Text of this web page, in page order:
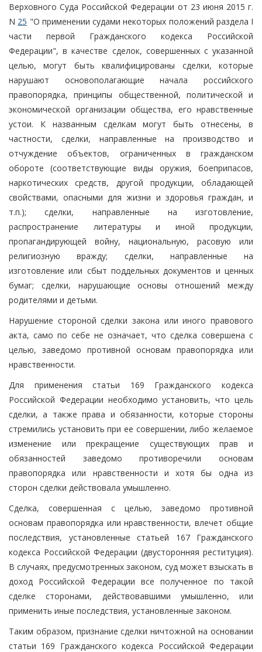
Верховного Суда Российской Федерации от 23 июня 2015 г.
N 25 "О применении судами некоторых положений раздела I
части первой Гражданского кодекса Российской
Федерации", в качестве сделок, совершенных с указанной
целью, могут быть квалифицированы сделки, которые
нарушают основополагающие начала российского
правопорядка, принципы общественной, политической и
экономической организации общества, его нравственные
устои. К названным сделкам могут быть отнесены, в
частности, сделки, направленные на производство и
отчуждение объектов, ограниченных в гражданском
обороте (соответствующие виды оружия, боеприпасов,
наркотических средств, другой продукции, обладающей
свойствами, опасными для жизни и здоровья граждан, и
т.п.); сделки, направленные на изготовление,
распространение литературы и иной продукции,
пропагандирующей войну, национальную, расовую или
религиозную вражду; сделки, направленные на
изготовление или сбыт поддельных документов и ценных
бумаг; сделки, нарушающие основы отношений между
родителями и детьми.
Нарушение стороной сделки закона или иного правового
акта, само по себе не означает, что сделка совершена с
целью, заведомо противной основам правопорядка или
нравственности.
Для применения статьи 169 Гражданского кодекса
Российской Федерации необходимо установить, что цель
сделки, а также права и обязанности, которые стороны
стремились установить при ее совершении, либо желаемое
изменение или прекращение существующих прав и
обязанностей заведомо противоречили основам
правопорядка или нравственности и хотя бы одна из
сторон сделки действовала умышленно.
Сделка, совершенная с целью, заведомо противной
основам правопорядка или нравственности, влечет общие
последствия, установленные статьей 167 Гражданского
кодекса Российской Федерации (двусторонняя реституция).
В случаях, предусмотренных законом, суд может взыскать в
доход Российской Федерации все полученное по такой
сделке сторонами, действовавшими умышленно, или
применить иные последствия, установленные законом.
Таким образом, признание сделки ничтожной на основании
статьи 169 Гражданского кодекса Российской Федерации